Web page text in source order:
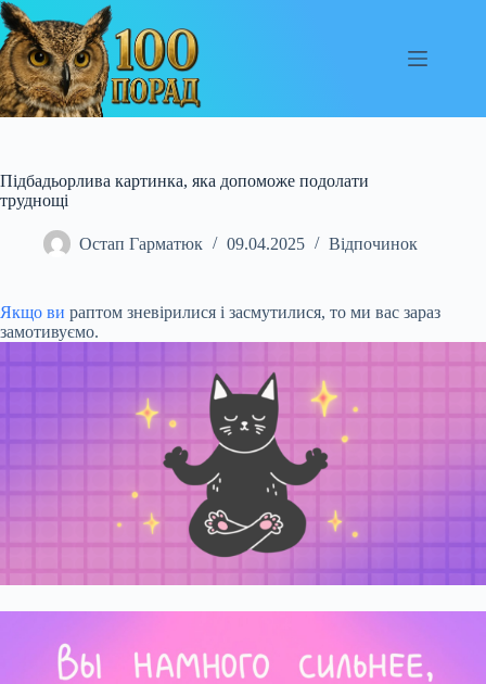
Перейти
до
вмісту
Підбадьорлива картинка, яка допоможе подолати
труднощі
Остап Гарматюк 09.04.2025 Відпочинок
Якщо ви раптом зневірилися і засмутилися, то ми вас зараз
замотивуємо.